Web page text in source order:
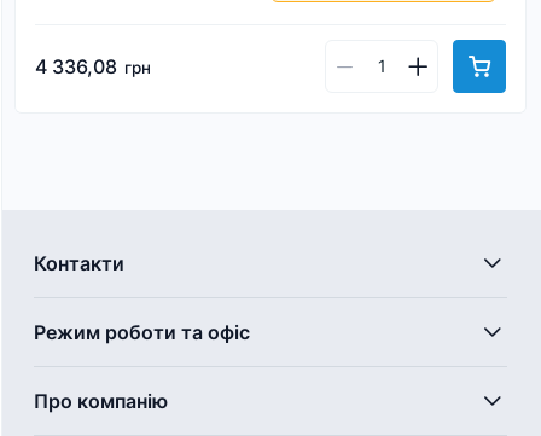
4 336,08 грн
Контакти
Режим роботи та офіс
Про компанію